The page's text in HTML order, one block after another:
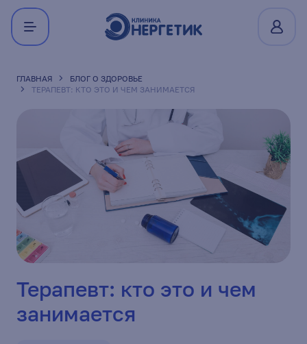
ГЛАВНАЯ
БЛОГ О ЗДОРОВЬЕ
ТЕРАПЕВТ: КТО ЭТО И ЧЕМ ЗАНИМАЕТСЯ
Терапевт: кто это и чем
занимается